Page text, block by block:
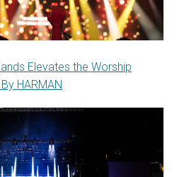
Elevates the Worship
HARMAN